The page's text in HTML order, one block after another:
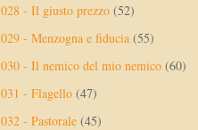
028 - Il giusto prezzo (52)
029 - Menzogna e fiducia (55)
030 - Il nemico del mio nemico (60)
031 - Flagello (47)
032 - Pastorale (45)